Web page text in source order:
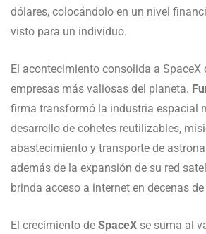
dólares, colocándolo en un nivel
visto para un individuo.
El acontecimiento consolida a SpaceX
empresas más valiosas del planeta.
firma transformó la industria espacial
desarrollo de cohetes reutilizables,
abastecimiento y transporte de
además de la expansión de su red
brinda acceso a internet en decenas
El crecimiento de SpaceX se suma al